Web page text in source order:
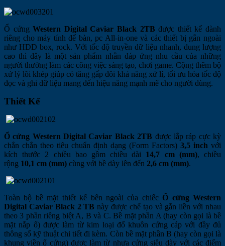
Ổ cứngWestern Digital Caviar Black 2TB được thiết kế dành
riêng cho máy tính để bàn, pc All-in-one và các thiết bị gắn ngoài
như HDD box, rock. Với tốc độ truyền dữ liệu nhanh, dung lượng
cao thì đây là một sản phẩm nhằn đáp ứng nhu cầu của những
người thường làm các công việc sáng tạo, chơi game. Cộng thêm bộ
xử lý lõi khép giúp có tăng gấp đôi khả năng xử lí, tối ưu hóa tốc độ
đọc và ghi dữ liệu mang đến hiệu năng mạnh mẽ cho người dùng.
Thiết Kế
Ổ cứng Western Digital Caviar Black 2TB được lắp ráp cực kỳ
chắn chắn theo tiêu chuẩn định dạng (Form Factors) 3,5 inch với
kích thước 2 chiều bao gồm chiều dài 14,7 cm (mm), chiều
rộng 10,1 cm (mm) cùng với bề dày lên đến 2,6 cm (mm).
Toàn bộ bề mặt thiết kế bên ngoài của chiếc Ổ cứng Western
Digital Caviar Black 2 TB này được chế tạo và gắn liền với nhau
theo 3 phần riêng biệt A, B và C. Bề mặt phần A (hay còn gọi là bề
mặt nắp ổ) được làm từ kim loại đổ khuôn cứng cáp với đầy đủ
thông số kỹ thuật chi tiết đi kèm. Còn bề mặt phần B (hay còn gọi là
khung viền ổ cứng) được làm từ nhựa cứng siêu dày với các điểm